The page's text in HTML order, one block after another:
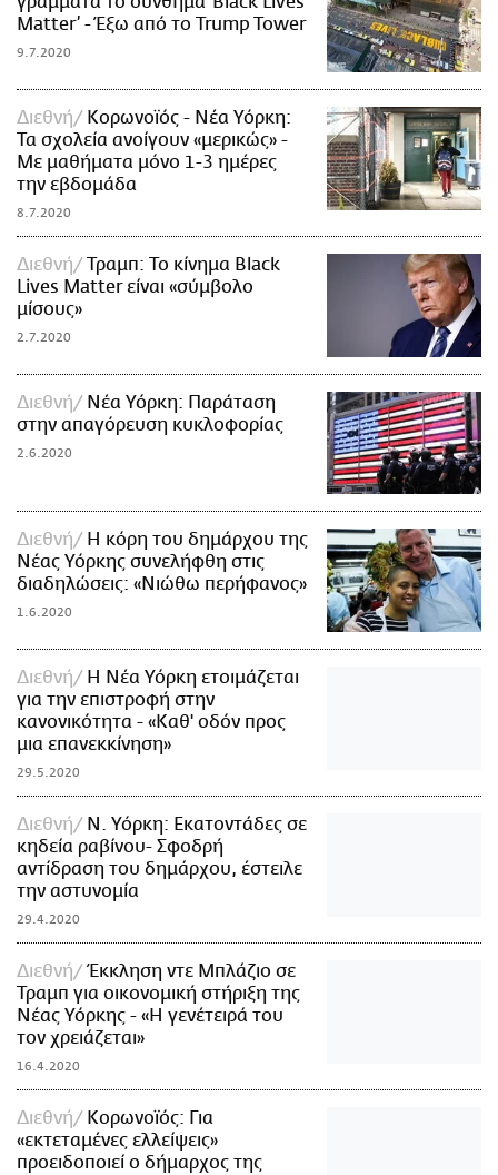
Matter’ - Έξω από το Trump Tower
9.7.2020
Διεθνή
Κορωνοϊός - Νέα Υόρκη:
Τα σχολεία ανοίγουν «μερικώς» -
Με μαθήματα μόνο 1-3 ημέρες
την εβδομάδα
8.7.2020
Διεθνή
Τραμπ: Το κίνημα Black
Lives Matter είναι «σύμβολο
μίσους»
2.7.2020
Διεθνή
Νέα Υόρκη: Παράταση
στην απαγόρευση κυκλοφορίας
2.6.2020
Διεθνή
Η κόρη του δημάρχου της
Νέας Υόρκης συνελήφθη στις
διαδηλώσεις: «Νιώθω περήφανος»
1.6.2020
Διεθνή
Η Νέα Υόρκη ετοιμάζεται
για την επιστροφή στην
κανονικότητα - «Καθ' οδόν προς
μια επανεκκίνηση»
29.5.2020
Διεθνή
Ν. Υόρκη: Εκατοντάδες σε
κηδεία ραβίνου- Σφοδρή
αντίδραση του δημάρχου, έστειλε
την αστυνομία
29.4.2020
Διεθνή
Έκκληση ντε Μπλάζιο σε
Τραμπ για οικονομική στήριξη της
Νέας Υόρκης - «Η γενέτειρά του
τον χρειάζεται»
16.4.2020
Διεθνή
Κορωνοϊός: Για
«εκτεταμένες ελλείψεις»
προειδοποιεί ο δήμαρχος της